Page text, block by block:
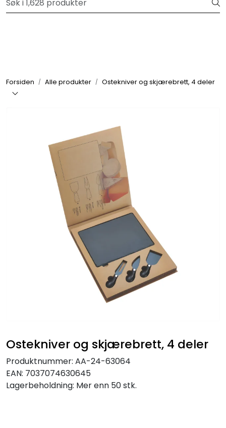
Skip to main contentVelkommen til vår forhandlerportal
Forsiden Alle produkter Ostekniver og skjærebrett, 4 deler
Ostekniver og skjærebrett, 4 deler
Produktnummer: AA-24-63064
EAN: 7037074630645
Lagerbeholdning: Mer enn 50 stk.
Om oss